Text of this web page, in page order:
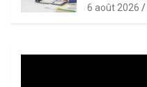
6 août 2026